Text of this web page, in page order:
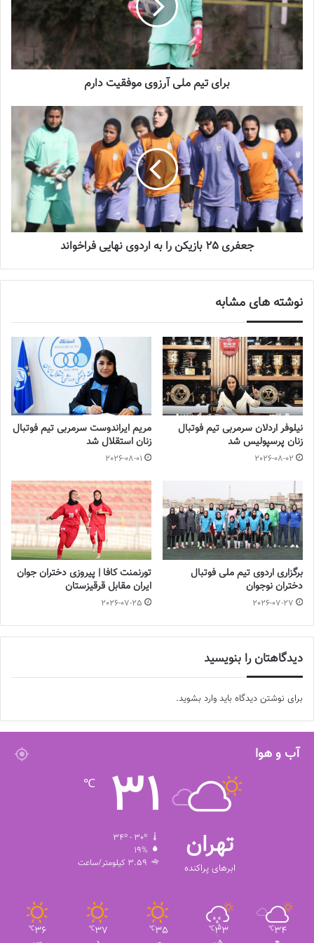
2023-12-24
دعوت آزمون از 30 بازیکن به اردوی تیم ملی
2023-03-21
2022-12-10
تیم فوتبال زنان تراکتور در دومین سال تشکیل با قدرت بیشتری در
رقابت‌های دسته دو حضور یافت و نتیجه آن نمایش چشم گیر و قهرمانی
در دسته دو بوده است.
در همین زمینه بیشتر بخوانید
زنان تراکتور در یک قدمی صعود به لیگ‌ دسته یک
💻منبع:باشگاه تراکتور 📸عکس:باشگاه تراکتور
◾️با فوتبالز همراه شوید
◾️فوتبالز را در اینستاگرام دنبال کنید ◾️ footballs.women@
برچسب ها فوتبال بانوان
برای تیم ملی آرزوی موفقیت دارم
جعفری 25 بازیکن را به اردوی نهایی فراخواند
نوشته های مشابه
نیلوفر اردلان سرمربی تیم فوتبال
زنان پرسپولیس شد
2026-08-02
مریم ایراندوست سرمربی تیم فوتبال
زنان استقلال شد
2026-08-01
برگزاری اردوی تیم ملی فوتبال
دختران نوجوان
2026-07-27
تورنمنت کافا | پیروزی دختران جوان
ایران مقابل قرقیزستان
2026-07-25
دیدگاهتان را بنویسید
برای نوشتن دیدگاه باید وارد بشوید.
آب و هوا
تهران
ابرهای پراکنده
31
℃
19%
3.59 کیلومتر/ساعت
34
℃
33
℃
35
℃
37
℃
36
℃